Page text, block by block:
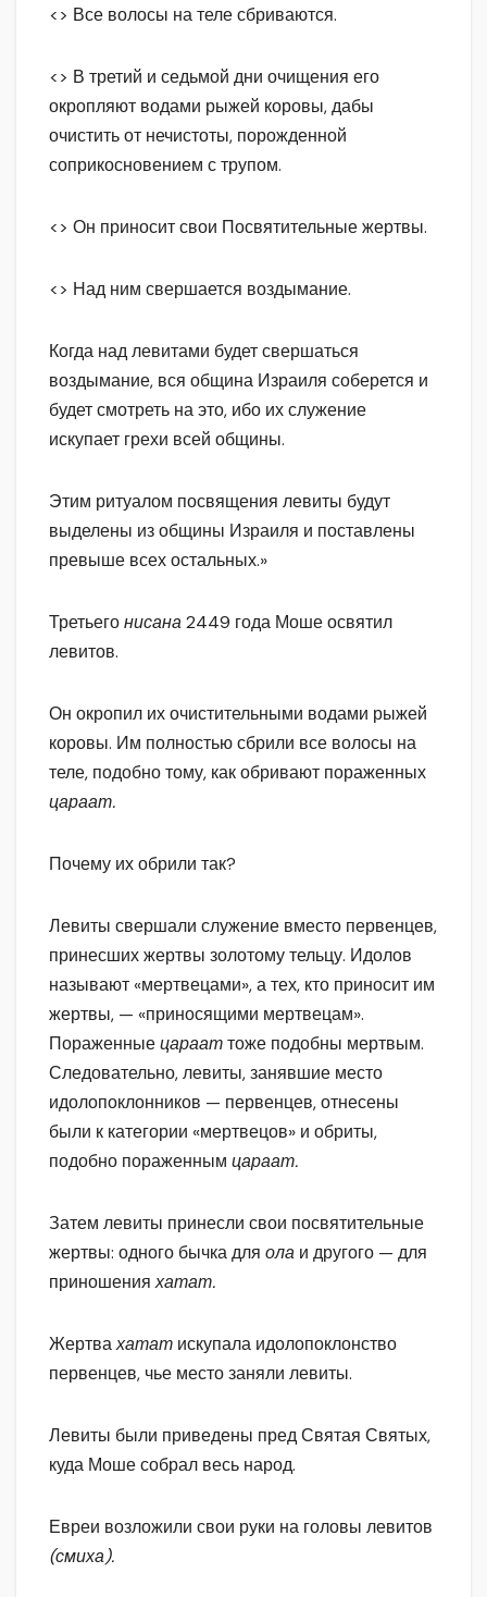
<> Все волосы на теле сбриваются.
<> В третий и седьмой дни очищения его
окропляют водами рыжей коровы, дабы
очистить от нечистоты, порожденной
соприкосновением с трупом.
<> Он приносит свои Посвятительные жертвы.
<> Над ним свершается воздымание.
Когда над левитами будет свершаться
воздымание, вся община Израиля соберется и
будет смотреть на это, ибо их служение
искупает грехи всей общины.
Этим ритуалом посвящения левиты будут
выделены из общины Израиля и поставлены
превыше всех остальных.»
Третьегонисана2449 года Моше освятил
левитов.
Он окропил их очистительными водами рыжей
коровы. Им полностью сбрили все волосы на
теле, подобно тому, как обривают пораженных
цараат.
Почему их обрили так?
Левиты свершали служение вместо первенцев,
принесших жертвы золотому тельцу. Идолов
называют «мертвецами», а тех, кто приносит им
жертвы, — «приносящими мертвецам».
Пораженныецарааттоже подобны мертвым.
Следовательно, левиты, занявшие место
идолопоклонников — первенцев, отнесены
были к категории «мертвецов» и обриты,
подобно пораженным цараат.
Затем левиты принесли свои посвятительные
жертвы: одного бычка для ола и другого — для
приношенияхатат.
Жертвахатат искупала идолопоклонство
первенцев, чье место заняли левиты.
Левиты были приведены пред Святая Святых,
куда Моше собрал весь народ.
Евреи возложили свои руки на головы левитов
(смиха).